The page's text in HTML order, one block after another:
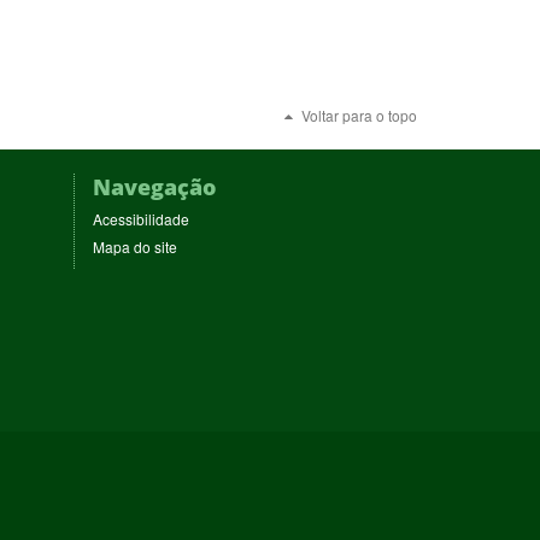
Voltar para o topo
Navegação
Acessibilidade
Mapa do site